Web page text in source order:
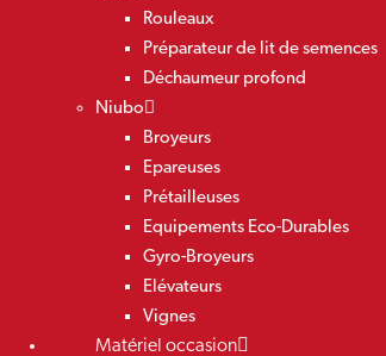
Rouleaux
Préparateur de lit de semences
Déchaumeur profond
Niubo
Broyeurs
Epareuses
Prétailleuses
Equipements Eco-Durables
Gyro-Broyeurs
Elévateurs
Vignes
Matériel occasion